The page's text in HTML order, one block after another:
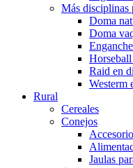
Más disciplinas
Doma
Doma
Raid en
Westerm
Rural
Cereales
Conejos
Jaulas